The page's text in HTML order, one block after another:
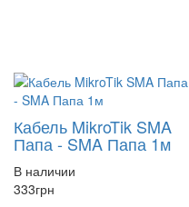
Кабель MikroTik SMA
Папа - SMA Папа 1м
В наличии
333грн